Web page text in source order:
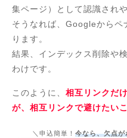
集ページ）として認識され
そうなれば、Googleからペ
ります。
結果、インデックス削除や
わけです。
このように、 相互リンクだ
が、相互リンクで避けたいこ
＼申込簡単！ 今なら、欠点